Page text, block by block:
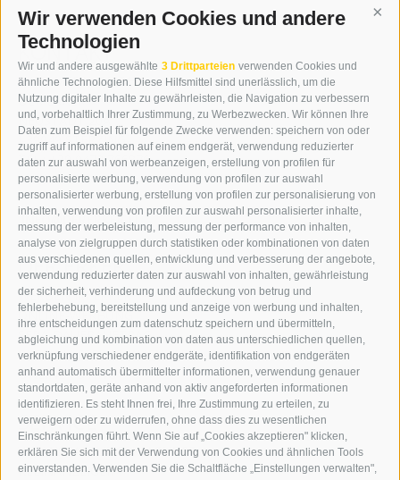
Wir verwenden Cookies und andere
Technologien
Wir und andere ausgewählte 3 Drittparteien verwenden Cookies und
ähnliche Technologien. Diese Hilfsmittel sind unerlässlich, um die
Nutzung digitaler Inhalte zu gewährleisten, die Navigation zu verbessern
und, vorbehaltlich Ihrer Zustimmung, zu Werbezwecken. Wir können Ihre
Daten zum Beispiel für folgende Zwecke verwenden: speichern von oder
zugriff auf informationen auf einem endgerät, verwendung reduzierter
daten zur auswahl von werbeanzeigen, erstellung von profilen für
personalisierte werbung, verwendung von profilen zur auswahl
personalisierter werbung, erstellung von profilen zur personalisierung von
inhalten, verwendung von profilen zur auswahl personalisierter inhalte,
messung der werbeleistung, messung der performance von inhalten,
analyse von zielgruppen durch statistiken oder kombinationen von daten
aus verschiedenen quellen, entwicklung und verbesserung der angebote,
verwendung reduzierter daten zur auswahl von inhalten, gewährleistung
der sicherheit, verhinderung und aufdeckung von betrug und
fehlerbehebung, bereitstellung und anzeige von werbung und inhalten,
ihre entscheidungen zum datenschutz speichern und übermitteln,
abgleichung und kombination von daten aus unterschiedlichen quellen,
verknüpfung verschiedener endgeräte, identifikation von endgeräten
anhand automatisch übermittelter informationen, verwendung genauer
standortdaten, geräte anhand von aktiv angeforderten informationen
identifizieren. Es steht Ihnen frei, Ihre Zustimmung zu erteilen, zu
verweigern oder zu widerrufen, ohne dass dies zu wesentlichen
Einschränkungen führt. Wenn Sie auf „Cookies akzeptieren" klicken,
erklären Sie sich mit der Verwendung von Cookies und ähnlichen Tools
einverstanden. Verwenden Sie die Schaltfläche „Einstellungen verwalten",
KONTAKT
WIPP-MEDIA GMBH
DER ERKER
NEUSTADT 20A
I-39049 STERZING
TEL.: +39 0472 766876
GRAFIK@DERERKER.IT
INFO@DERERKER.IT
BARBARA.FONTANA@DERERKER.IT
DER ERKER
WERBEN IM ERKER
ONLINE-WERBUNG
SEPA-DAUERAUFTRAG
REGELN LESERKOMMENTARE
ONLINE VOTING
SERVICE
VERANSTALTUNGSKALENDER
KLEINANZEIGER